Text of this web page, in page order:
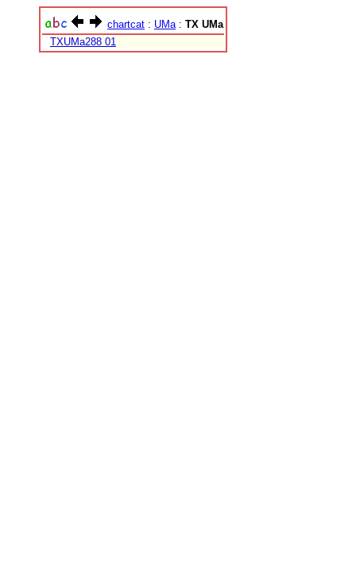
chartcat : UMa: TX UMa
TXUMa288 01